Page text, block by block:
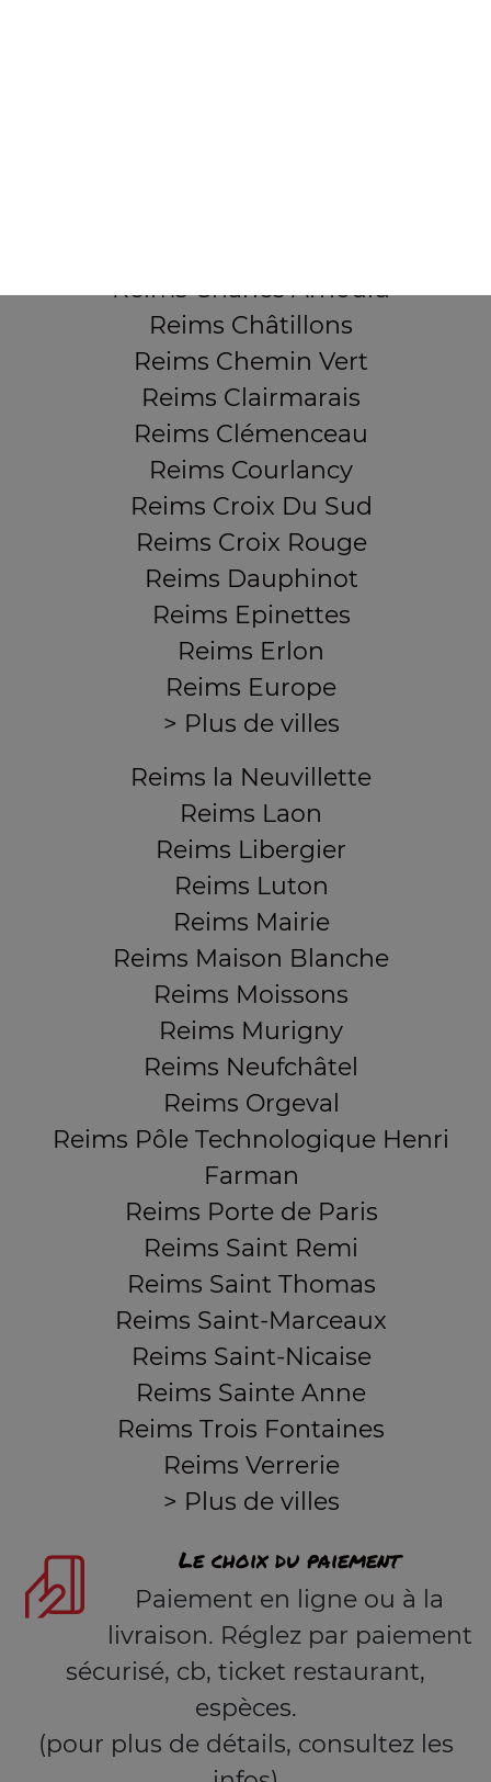
Reims Charles Arnould
Reims Châtillons
Reims Chemin Vert
Reims Clairmarais
Reims Clémenceau
Reims Courlancy
Reims Croix Du Sud
Reims Croix Rouge
Reims Dauphinot
Reims Epinettes
Reims Erlon
Reims Europe
> Plus de villes
Reims la Neuvillette
Reims Laon
Reims Libergier
Reims Luton
Reims Mairie
Reims Maison Blanche
Reims Moissons
Reims Murigny
Reims Neufchâtel
Reims Orgeval
Reims Pôle Technologique Henri
Farman
Reims Porte de Paris
Reims Saint Remi
Reims Saint Thomas
Reims Saint-Marceaux
Reims Saint-Nicaise
Reims Sainte Anne
Reims Trois Fontaines
Reims Verrerie
> Plus de villes
Le choix du paiement
Paiement en ligne ou à la
livraison. Réglez par paiement
sécurisé, cb, ticket restaurant,
espèces.
(pour plus de détails, consultez les